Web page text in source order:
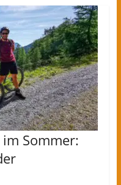
Sommer: